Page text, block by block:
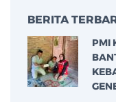
BERITA
PMI